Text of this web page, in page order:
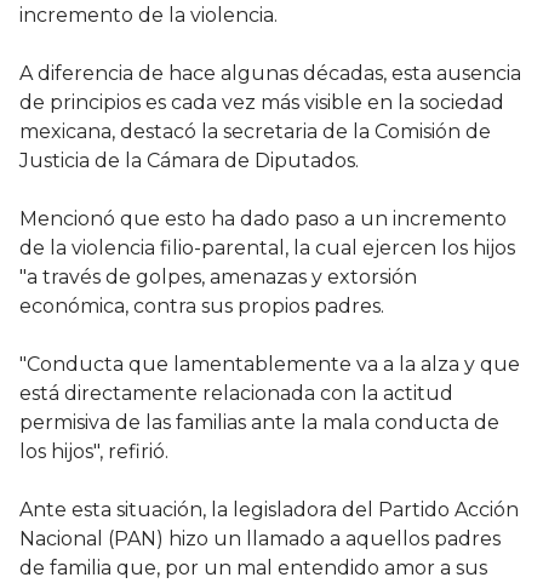
incremento de la violencia.
A diferencia de hace algunas décadas, esta ausencia
de principios es cada vez más visible en la sociedad
mexicana, destacó la secretaria de la Comisión de
Justicia de la Cámara de Diputados.
Mencionó que esto ha dado paso a un incremento
de la violencia filio-parental, la cual ejercen los hijos
"a través de golpes, amenazas y extorsión
económica, contra sus propios padres.
"Conducta que lamentablemente va a la alza y que
está directamente relacionada con la actitud
permisiva de las familias ante la mala conducta de
los hijos", refirió.
Ante esta situación, la legisladora del Partido Acción
Nacional (PAN) hizo un llamado a aquellos padres
de familia que, por un mal entendido amor a sus